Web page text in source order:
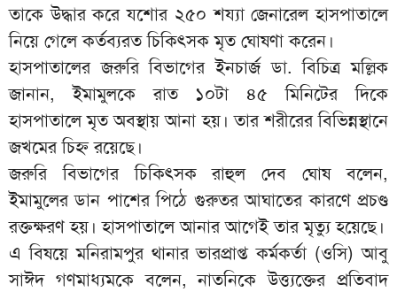
তাকে উদ্ধার করে যশোর ২৫০ শয্যা জেনারেল হাসপাতালে
নিয়ে গেলে কর্তব্যরত চিকিৎসক মৃত ঘোষণা করেন।
হাসপাতালের জরুরি বিভাগের ইনচার্জ ডা. বিচিত্র মল্লিক
জানান, ইমামুলকে রাত ১০টা ৪৫ মিনিটের দিকে
হাসপাতালে মৃত অবস্থায় আনা হয়। তার শরীরের বিভিন্নস্থানে
জখমের চিহ্ন রয়েছে।
জরুরি বিভাগের চিকিৎসক রাহুল দেব ঘোষ বলেন,
ইমামুলের ডান পাশের পিঠে গুরুতর আঘাতের কারণে প্রচণ্ড
রক্তক্ষরণ হয়। হাসপাতালে আনার আগেই তার মৃত্যু হয়েছে।
এ বিষয়ে মনিরামপুর থানার ভারপ্রাপ্ত কর্মকর্তা (ওসি) আবু
সাঈদ গণমাধ্যমকে বলেন, নাতনিকে উত্ত্যক্তের প্রতিবাদ